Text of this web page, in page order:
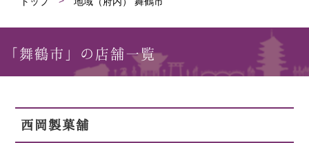
「舞鶴市」の店舗一覧
西岡製菓舗